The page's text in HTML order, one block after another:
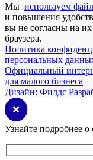
Мы используем
и повышения
вы не согласны на
браузера.
Политика
персональных
Официальный
для малого бизнеса
Дизайн: Филдс
Узнайте подробнее о